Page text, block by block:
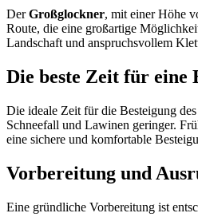
DerGroßglockner, mit einer Höhe
Route, die eine großartige
Landschaft und anspruchsvollem
Die beste Zeit für eine
Die ideale Zeit für die Besteigung
Schneefall und Lawinen geringer.
eine sichere und komfortable
Vorbereitung und
Eine gründliche Vorbereitung ist